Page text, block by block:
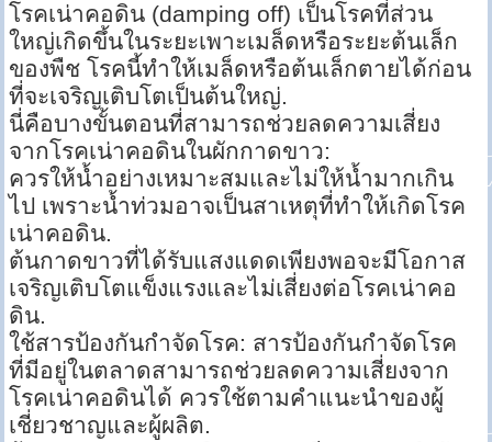
โรคเน่าคอดิน (damping off) เป็นโรคที่ส่วน
ใหญ่เกิดขึ้นในระยะเพาะเมล็ดหรือระยะต้นเล็ก
ของพืช โรคนี้ทำให้เมล็ดหรือต้นเล็กตายได้ก่อน
ที่จะเจริญเติบโตเป็นต้นใหญ่.
นี่คือบางขั้นตอนที่สามารถช่วยลดความเสี่ยง
จากโรคเน่าคอดินในผักกาดขาว:
ควรให้น้ำอย่างเหมาะสมและไม่ให้น้ำมากเกิน
ไป เพราะน้ำท่วมอาจเป็นสาเหตุที่ทำให้เกิดโรค
เน่าคอดิน.
ต้นกาดขาวที่ได้รับแสงแดดเพียงพอจะมีโอกาส
เจริญเติบโตแข็งแรงและไม่เสี่ยงต่อโรคเน่าคอ
ดิน.
ใช้สารป้องกันกำจัดโรค: สารป้องกันกำจัดโรค
ที่มีอยู่ในตลาดสามารถช่วยลดความเสี่ยงจาก
โรคเน่าคอดินได้ ควรใช้ตามคำแนะนำของผู้
เชี่ยวชาญและผู้ผลิต.